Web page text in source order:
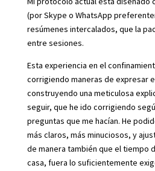
(por Skype o WhatsApp
resúmenes intercalados, que la
entre sesiones.
Esta experiencia en el
corrigiendo maneras de expresar
construyendo una meticulosa
seguir, que he ido corrigiendo
preguntas que me hacían. He
más claros, más minuciosos, y
de manera también que el tiempo
casa, fuera lo suficientemente